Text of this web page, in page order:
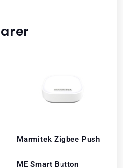
Marmitek Zigbee Push
ME Smart Button